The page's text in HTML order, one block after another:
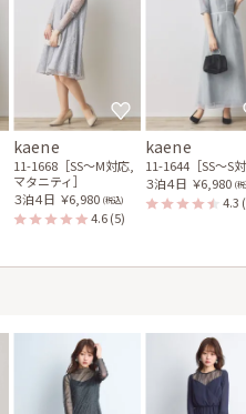
kaene
11-1668［SS〜M対応,
マタニティ］
３泊４日 ￥6,980 (税込)
4.6(5)
kaene
11-1644［SS〜S
３泊４日 ￥6,980 (
4.3